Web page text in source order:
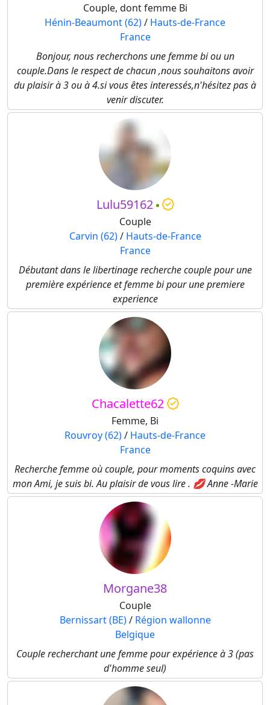
Couple, dont femme Bi
Hénin-Beaumont (62)/ Hauts-de-France
France
Bonjour, nous recherchons une femme bi ou un
couple.Dans le respect de chacun ,nous souhaitons avoir
du plaisir à 3 ou à 4.si vous êtes interessés,n'hésitez pas à
venir discuter.
Lulu59162
Couple
Carvin (62)/ Hauts-de-France
France
Débutant dans le libertinage recherche couple pour une
première expérience et femme bi pour une premiere
experience
Chacalette62
Femme, Bi
Rouvroy (62)/ Hauts-de-France
France
Recherche femme où couple, pour moments coquins avec
mon Ami, je suis bi. Au plaisir de vous lire . 💋 Anne -Marie
Morgane38
Couple
Bernissart (BE)/ Région wallonne
Belgique
Couple recherchant une femme pour expérience à 3 (pas
d'homme seul)